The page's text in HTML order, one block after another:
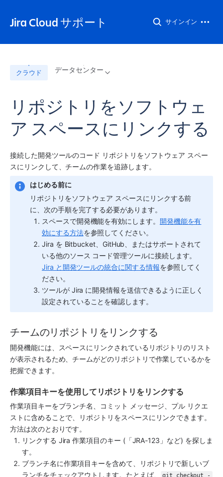
Jira Cloud サポート サインイン
クラウド データセンター
リポジトリをソフトウェ
ア スペースにリンクする
接続した開発ツールのコード リポジトリをソフトウェア スペー
スにリンクして、チームの作業を追跡します。
はじめる前に
リポジトリをソフトウェア スペースにリンクする前
に、次の手順を完了する必要があります。
スペースで開発機能を有効にします。 開発機能を有
効にする方法を参照してください。
Jira を Bitbucket、GitHub、またはサポートされて
いる他のソース コード管理ツールに接続します。
Jira と開発ツールの統合に関する情報を参照してく
ださい。
ツールが Jira に開発情報を送信できるように正しく
設定されていることを確認します。
チームのリポジトリをリンクする
開発機能には、 スペースにリンクされているリポジトリのリスト
が表示されるため、チームがどのリポジトリで作業しているかを
把握できます。
作業項目キーを使用してリポジトリをリンクする
作業項目キーをブランチ名、コミット メッセージ、プル リクエ
ストに含めることで、リポジトリをスペースにリンクできます。
方法は次のとおりです。
リンクする Jira 作業項目のキー (「JRA-123」など) を探しま
す。
ブランチ名に作業項目キーを含めて、リポジトリで新しいブ
ランチをチェックアウトします。たとえば、